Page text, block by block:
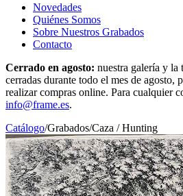
Novedades
Quiénes Somos
Sobre Nuestros Grabados
Contacto
Cerrado en agosto: nuestra galería y la
cerradas durante todo el mes de agosto,
realizar compras online. Para cualquier
info@frame.es.
Catálogo/Grabados/Caza / Hunting